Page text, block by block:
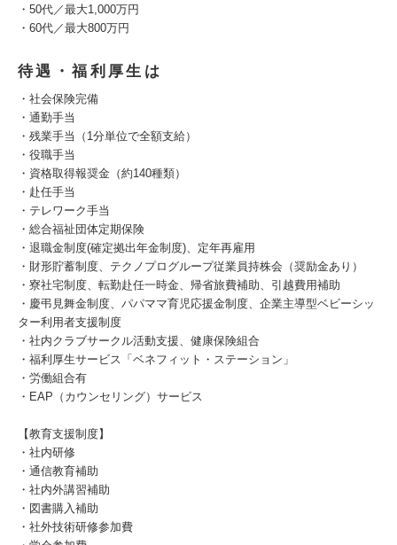
・50代／最大1,000万円
・60代／最大800万円
待遇・福利厚生は
・社会保険完備
・通勤手当
・残業手当（1分単位で全額支給）
・役職手当
・資格取得報奨金（約140種類）
・赴任手当
・テレワーク手当
・総合福祉団体定期保険
・退職金制度(確定拠出年金制度)、定年再雇用
・財形貯蓄制度、テクノプログループ従業員持株会（奨励金あり）
・寮社宅制度、転勤赴任一時金、帰省旅費補助、引越費用補助
・慶弔見舞金制度、パパママ育児応援金制度、企業主導型ベビーシッ
ター利用者支援制度
・社内クラブサークル活動支援、健康保険組合
・福利厚生サービス「ベネフィット・ステーション」
・労働組合有
・EAP（カウンセリング）サービス
【教育支援制度】
・社内研修
・通信教育補助
・社内外講習補助
・図書購入補助
・社外技術研修参加費